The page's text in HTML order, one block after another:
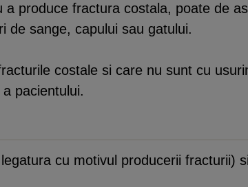
produce fractura costala, poate de
de sange, capului sau gatului.
costale si care nu sunt cu
pacientului.
cu motivul producerii fracturii)